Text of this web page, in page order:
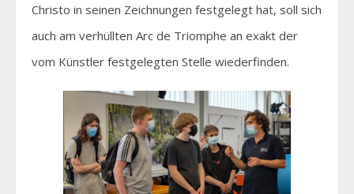
Christo in seinen Zeichnungen festgelegt hat, soll sich
auch am verhüllten Arc de Triomphe an exakt der
vom Künstler festgelegten Stelle wiederfinden.